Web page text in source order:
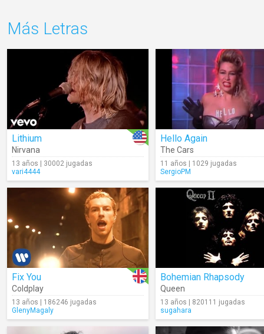
Más Letras
Lithium
Nirvana
13 años | 30002 jugadas
vari4444
Hello Again
The Cars
11 años | 1029 jugadas
SergioPM
Fix You
Coldplay
13 años | 186246 jugadas
GlenyMagaly
Bohemian Rhapsody
Queen
13 años | 820111 jugadas
sugahara